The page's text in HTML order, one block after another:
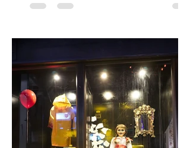
Día del Niño. El espectáculo Hollywood
de todos los tiempos en un concierto en
sinfónica en pleno, coro y una
sorprendente puesta en escena pensada
especialmente pa